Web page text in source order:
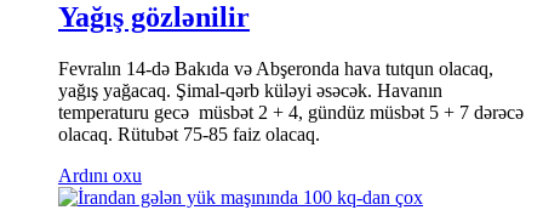
Yağış gözlənilir
Fevralın 14-də Bakıda və Abşeronda hava tutqun olacaq,
yağış yağacaq. Şimal-qərb küləyi əsəcək. Havanın
temperaturu gecə müsbət 2 + 4, gündüz müsbət 5 + 7 dərəcə
olacaq. Rütubət 75-85 faiz olacaq.
Ardını oxu